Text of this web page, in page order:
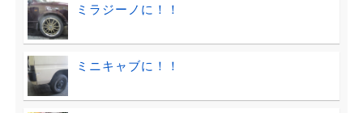
ミラジーノに！！
ミニキャブに！！